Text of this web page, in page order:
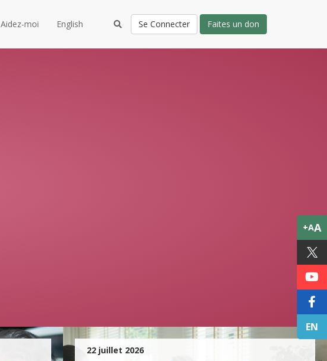
Aidez-moi English Se Connecter Faites un don
22 juillet 2026
+AA
EN